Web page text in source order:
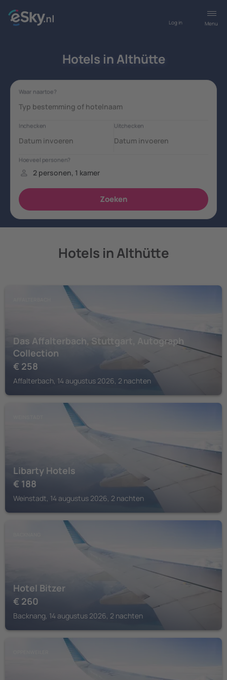
Menu
Log in
Hotels in Althütte
Hotels in Althütte
Das Affalterbach, Stuttgart, Autograph
Collection
€ 258
Affalterbach, 14 augustus 2026, 2 nachten
Libarty Hotels
€ 188
Weinstadt, 14 augustus 2026, 2 nachten
Hotel Bitzer
€ 260
Backnang, 14 augustus 2026, 2 nachten